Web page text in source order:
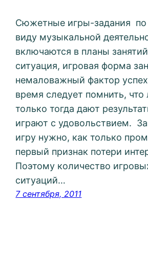
Сюжетные игры-задания
виду музыкальной
включаются в планы
ситуация, игровая форма
немаловажный фактор
время следует помнить,
только тогда дают
играют с удовольствием.
игру нужно, как только
первый признак потери
Поэтому количество
ситуаций…
7 сентября, 2011